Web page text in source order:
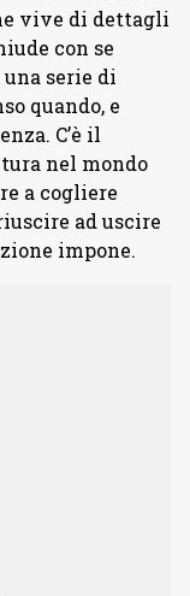
vive di dettagli
con se
serie di
quando, e
C’è il
nel mondo
a cogliere
ad uscire
impone.